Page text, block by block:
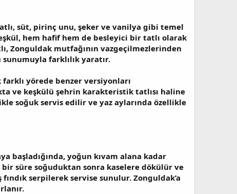
süt, pirinç unu, şeker ve vanilya gibi temel
hem hafif hem de besleyici bir tatlı olarak
Zonguldak mutfağının vazgeçilmezlerinden
farklılık yaratır.
yörede benzer versiyonları
ve keşkülü şehrin karakteristik tatlısı haline
soğuk servis edilir ve yaz aylarında özellikle
başladığında, yoğun kıvam alana kadar
bir süre soğuduktan sonra kaselere dökülür ve
serpilerek servise sunulur. Zonguldak’a